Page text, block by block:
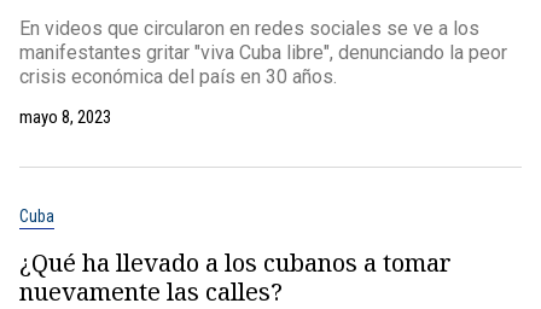
En videos que circularon en redes sociales se ve a los
manifestantes gritar "viva Cuba libre", denunciando la peor
crisis económica del país en 30 años.
mayo 8, 2023
Cuba
¿Qué ha llevado a los cubanos a tomar
nuevamente las calles?